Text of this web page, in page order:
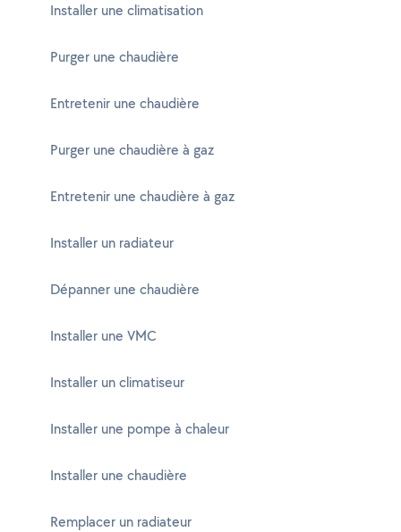
Installer une climatisation
Purger une chaudière
Entretenir une chaudière
Purger une chaudière à gaz
Entretenir une chaudière à gaz
Installer un radiateur
Dépanner une chaudière
Installer une VMC
Installer un climatiseur
Installer une pompe à chaleur
Installer une chaudière
Remplacer un radiateur